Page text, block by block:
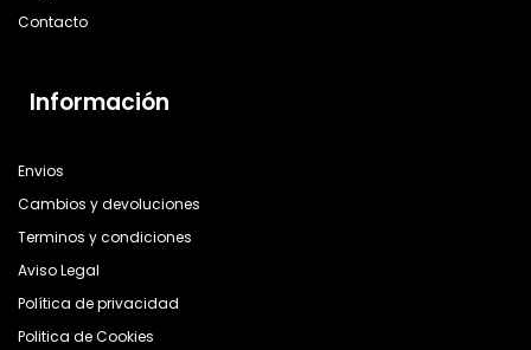
Contacto
Información
Envios
Cambios y devoluciones
Terminos y condiciones
Aviso Legal
Política de privacidad
Politica de Cookies